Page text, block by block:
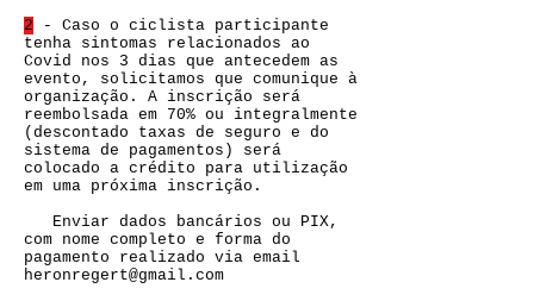
2 - Caso o ciclista participante
tenha sintomas relacionados ao
Covid nos 3 dias que antecedem as
evento, solicitamos que comunique à
organização. A inscrição será
reembolsada em 70% ou integralmente
(descontado taxas de seguro e do
sistema de pagamentos) será
colocado a crédito para utilização
em uma próxima inscrição.
Enviar dados bancários ou PIX,
com nome completo e forma do
pagamento realizado via email
heronregert@gmail.com